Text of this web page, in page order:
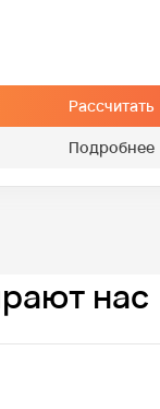
Рассчитать
Подробнее
нас